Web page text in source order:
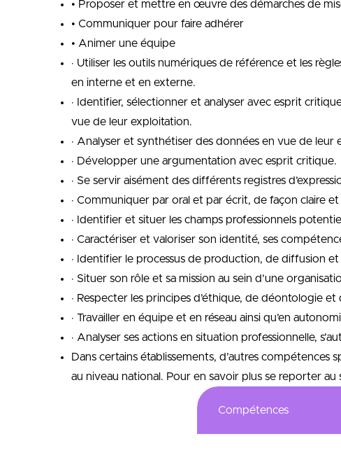
• Proposer et mettre en œuvre des démarches de
• Communiquer pour faire adhérer
• Animer une équipe
· Utiliser les outils numériques de référence et les
en interne et en externe.
· Identifier, sélectionner et analyser avec esprit
vue de leur exploitation.
· Analyser et synthétiser des données en vue de leur
· Développer une argumentation avec esprit critique.
· Se servir aisément des différents registres
· Communiquer par oral et par écrit, de façon claire
· Identifier et situer les champs professionnels
· Caractériser et valoriser son identité, ses
· Identifier le processus de production, de diffusion
· Situer son rôle et sa mission au sein d’une
· Respecter les principes d’éthique, de déontologie
· Travailler en équipe et en réseau ainsi qu’en
· Analyser ses actions en situation professionnelle,
Dans certains établissements, d’autres
au niveau national. Pour en savoir plus se reporter au
Compétences